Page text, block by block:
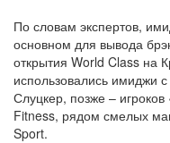
По словам экспертов,
основном для вывода
открытия World Class на
использовались имиджи
Слуцкер, позже –
Fitness, рядом смелых
Sport.